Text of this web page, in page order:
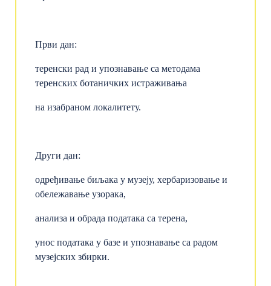
Први дан:
теренски рад и упознавање са методама
теренских ботаничких истраживања
на изабраном локалитету.
Други дан:
одређивање биљака у музеју, хербаризовање и
обележавање узорака,
анализа и обрада података са терена,
унос података у базе и упознавање са радом
музејских збирки.